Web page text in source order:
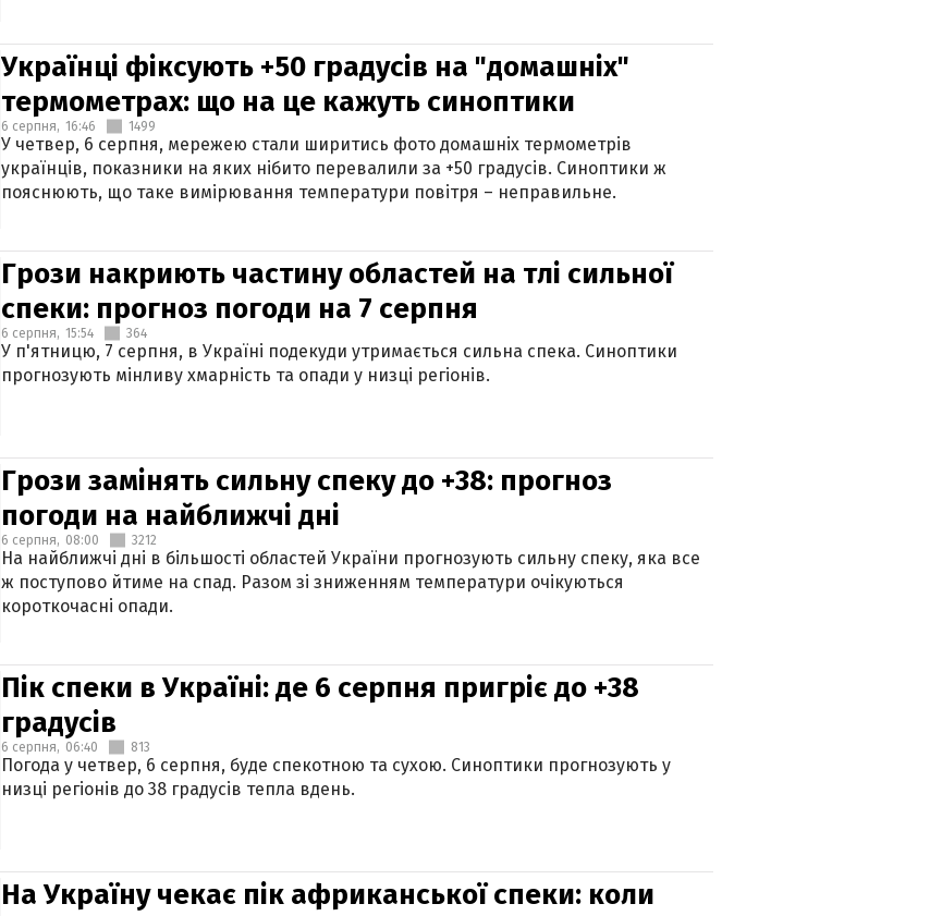
Українці фіксують +50 градусів на "домашніх"
термометрах: що на це кажуть синоптики
6 серпня, 16:46 1499
У четвер, 6 серпня, мережею стали ширитись фото домашніх термометрів
українців, показники на яких нібито перевалили за +50 градусів. Синоптики ж
пояснюють, що таке вимірювання температури повітря – неправильне.
Грози накриють частину областей на тлі сильної
спеки: прогноз погоди на 7 серпня
6 серпня, 15:54 364
У п'ятницю, 7 серпня, в Україні подекуди утримається сильна спека. Синоптики
прогнозують мінливу хмарність та опади у низці регіонів.
Грози замінять сильну спеку до +38: прогноз
погоди на найближчі дні
6 серпня, 08:00 3212
На найближчі дні в більшості областей України прогнозують сильну спеку, яка все
ж поступово йтиме на спад. Разом зі зниженням температури очікуються
короткочасні опади.
Пік спеки в Україні: де 6 серпня пригріє до +38
градусів
6 серпня, 06:40 813
Погода у четвер, 6 серпня, буде спекотною та сухою. Синоптики прогнозують у
низці регіонів до 38 градусів тепла вдень.
На Україну чекає пік африканської спеки: коли